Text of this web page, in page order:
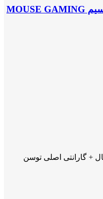
ماوس مخصوص بازی تسکو باسیم MOUSE GAMING
+ گارانتی اصلی توسن